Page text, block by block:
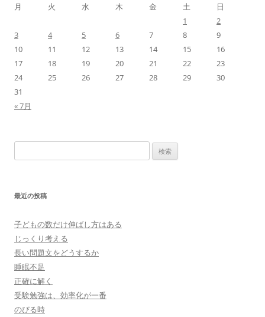
月
火 水 木 金 土
日
1
2
3
4 5 6 7 8
9
10
11 12 13 14 15
16
17
18 19 20 21 22
23
24
25 26 27 28 29
30
31
« 7月
索:
最近の投稿
子どもの数だけ伸ばし方はある
じっくり考える
長い問題文をどうするか
睡眠不足
正確に解く
受験勉強は、効率化が一番
のびる時